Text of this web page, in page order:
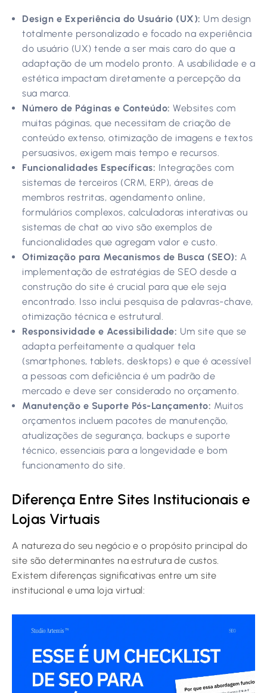
Design e Experiência do Usuário (UX): Um design
totalmente personalizado e focado na experiência
do usuário (UX) tende a ser mais caro do que a
adaptação de um modelo pronto. A usabilidade e a
estética impactam diretamente a percepção da
sua marca.
Número de Páginas e Conteúdo: Websites com
muitas páginas, que necessitam de criação de
conteúdo extenso, otimização de imagens e textos
persuasivos, exigem mais tempo e recursos.
Funcionalidades Específicas: Integrações com
sistemas de terceiros (CRM, ERP), áreas de
membros restritas, agendamento online,
formulários complexos, calculadoras interativas ou
sistemas de chat ao vivo são exemplos de
funcionalidades que agregam valor e custo.
Otimização para Mecanismos de Busca (SEO): A
implementação de estratégias de SEO desde a
construção do site é crucial para que ele seja
encontrado. Isso inclui pesquisa de palavras-chave,
otimização técnica e estrutural.
Responsividade e Acessibilidade: Um site que se
adapta perfeitamente a qualquer tela
(smartphones, tablets, desktops) e que é acessível
a pessoas com deficiência é um padrão de
mercado e deve ser considerado no orçamento.
Manutenção e Suporte Pós-Lançamento: Muitos
orçamentos incluem pacotes de manutenção,
atualizações de segurança, backups e suporte
técnico, essenciais para a longevidade e bom
funcionamento do site.
Diferença Entre Sites Institucionais e
Lojas Virtuais
A natureza do seu negócio e o propósito principal do
site são determinantes na estrutura de custos.
Existem diferenças significativas entre um site
institucional e uma loja virtual: